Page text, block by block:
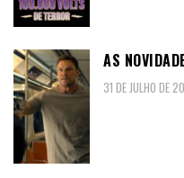
AS
31 DE JULHO DE